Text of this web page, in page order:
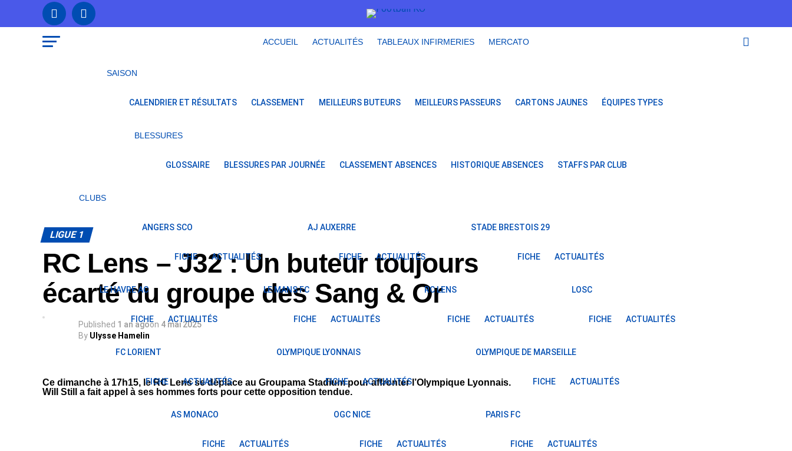
ACCUEIL ACTUALITÉS TABLEAUX INFIRMERIES MERCATO
SAISON
CALENDRIER ET RÉSULTATS CLASSEMENT MEILLEURS BUTEURS MEILLEURS PASSEURS CARTONS JAUNES ÉQUIPES TYPES
BLESSURES
GLOSSAIRE BLESSURES PAR JOURNÉE CLASSEMENT ABSENCES HISTORIQUE ABSENCES STAFFS PAR CLUB
CLUBS
ANGERS SCO
FICHE ACTUALITÉS
AJ AUXERRE
FICHE ACTUALITÉS
STADE BRESTOIS 29
FICHE ACTUALITÉS
LE HAVRE AC
FICHE ACTUALITÉS
LE MANS FC
FICHE ACTUALITÉS
RC LENS
FICHE ACTUALITÉS
LOSC
FICHE ACTUALITÉS
FC LORIENT
FICHE ACTUALITÉS
OLYMPIQUE LYONNAIS
FICHE ACTUALITÉS
OLYMPIQUE DE MARSEILLE
FICHE ACTUALITÉS
AS MONACO
FICHE ACTUALITÉS
OGC NICE
FICHE ACTUALITÉS
PARIS FC
FICHE ACTUALITÉS
LIGUE 1
RC Lens – J32 : Un buteur toujours
écarté du groupe des Sang & Or
Published 1 an agoon 4 mai 2025
By Ulysse Hamelin
Ce dimanche à 17h15, le RC Lens se déplace au Groupama Stadium pour affronter l’Olympique Lyonnais.
Will Still a fait appel à ses hommes forts pour cette opposition tendue.